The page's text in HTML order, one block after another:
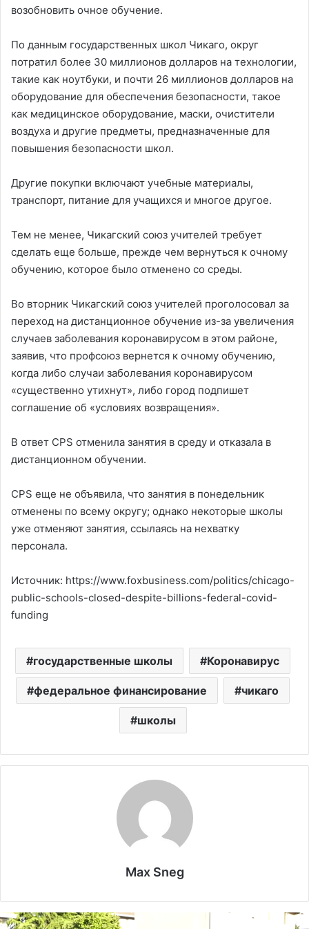
возобновить очное обучение.
По данным государственных школ Чикаго, округ
потратил более 30 миллионов долларов на технологии,
такие как ноутбуки, и почти 26 миллионов долларов на
оборудование для обеспечения безопасности, такое
как медицинское оборудование, маски, очистители
воздуха и другие предметы, предназначенные для
повышения безопасности школ.
Другие покупки включают учебные материалы,
транспорт, питание для учащихся и многое другое.
Тем не менее, Чикагский союз учителей требует
сделать еще больше, прежде чем вернуться к очному
обучению, которое было отменено со среды.
Во вторник Чикагский союз учителей проголосовал за
переход на дистанционное обучение из-за увеличения
случаев заболевания коронавирусом в этом районе,
заявив, что профсоюз вернется к очному обучению,
когда либо случаи заболевания коронавирусом
«существенно утихнут», либо город подпишет
соглашение об «условиях возвращения».
В ответ CPS отменила занятия в среду и отказала в
дистанционном обучении.
CPS еще не объявила, что занятия в понедельник
отменены по всему округу; однако некоторые школы
уже отменяют занятия, ссылаясь на нехватку
персонала.
Источник: https://www.foxbusiness.com/politics/chicago-
public-schools-closed-despite-billions-federal-covid-
funding
государственные школы Коронавирус
федеральное финансирование чикаго
школы
Max Sneg